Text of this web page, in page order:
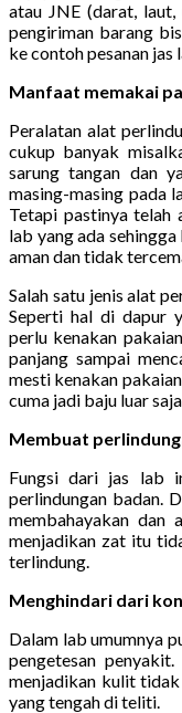
atau JNE (darat,
pengiriman barang
ke contoh pesanan jas
Manfaat memakai
Peralatan alat
cukup banyak
sarung tangan dan
masing-masing pada
Tetapi pastinya telah
lab yang ada
aman dan tidak
Salah satu jenis alat
Seperti hal di dapur
perlu kenakan
panjang sampai
mesti kenakan
cuma jadi baju luar
Membuat
Fungsi dari jas lab
perlindungan badan.
membahayakan
menjadikan zat itu
terlindung.
Menghindari dari
Dalam lab umumnya
pengetesan
menjadikan kulit
yang tengah di teliti.